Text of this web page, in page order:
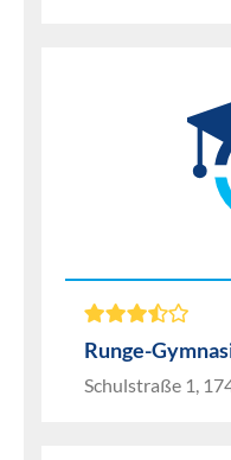
Runge-
Schulstraße 1,